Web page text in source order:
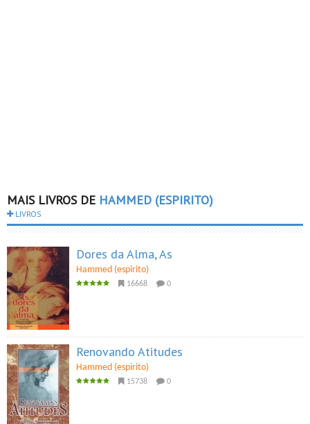
MAIS LIVROS DE HAMMED (ESPIRITO)
LIVROS
Dores da Alma, As
Hammed (espirito)
16668 0
Renovando Atitudes
Hammed (espirito)
15738 0